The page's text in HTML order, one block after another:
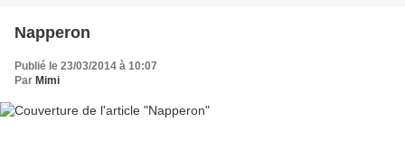
Napperon
Publié le 23/03/2014 à 10:07
Par Mimi